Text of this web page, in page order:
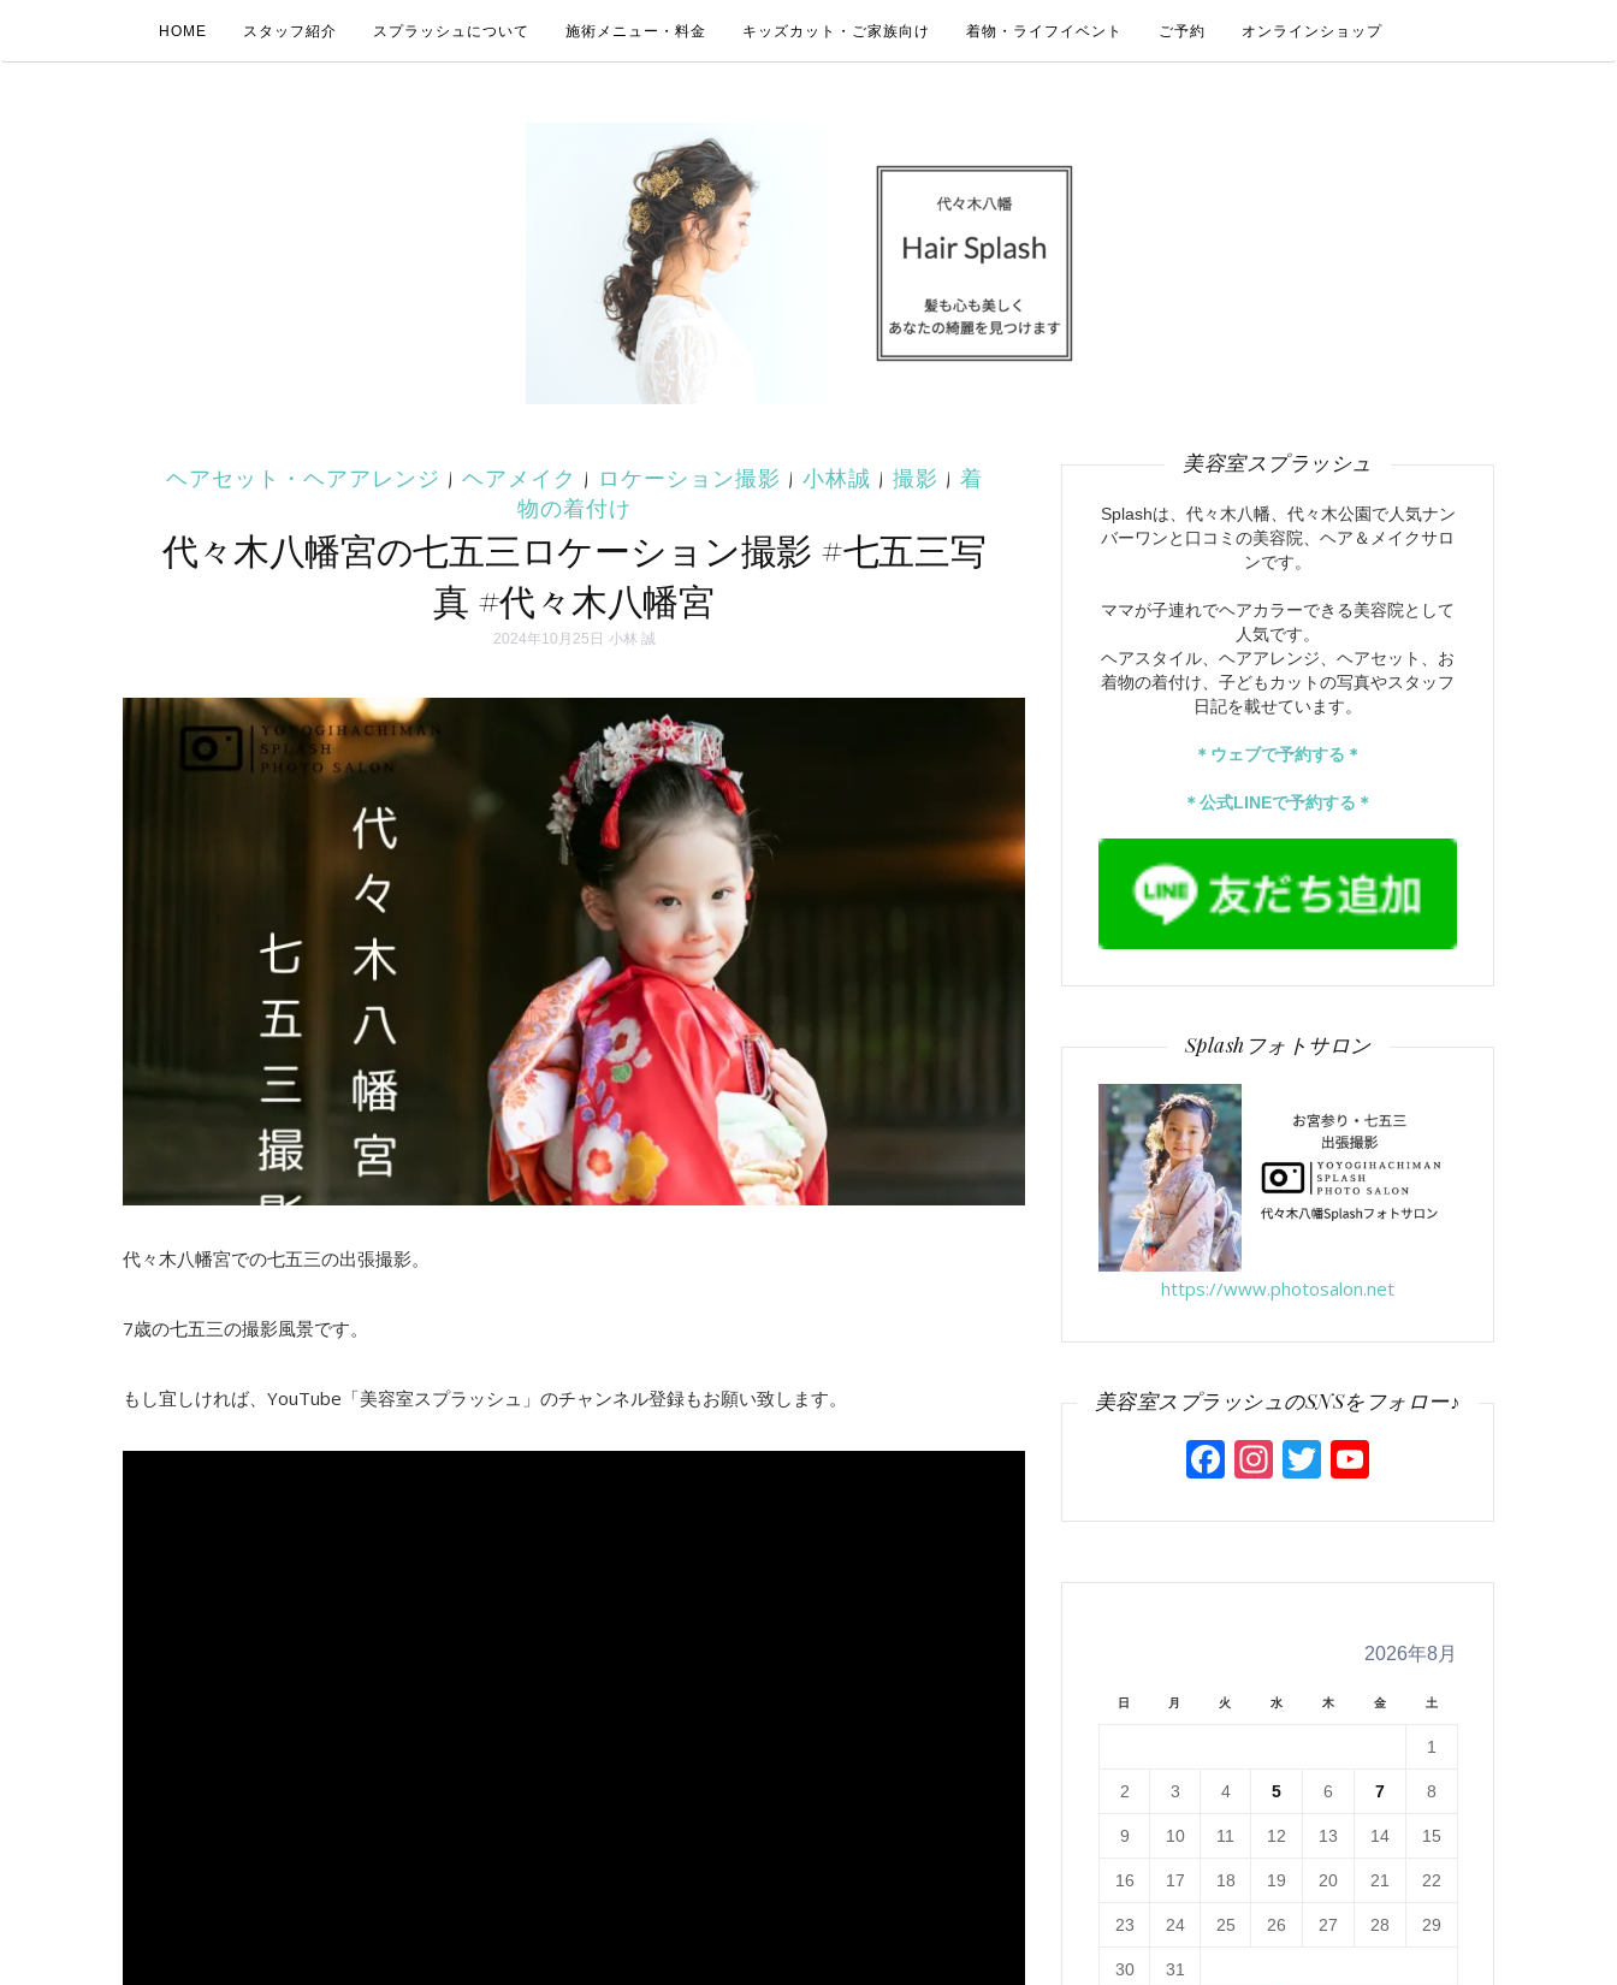
HOME スタッフ紹介 スプラッシュについて 施術メニュー・料金 キッズカット・ご家族向け 着物・ライフイベント ご予約 オンラインショップ
ヘアセット・ヘアアレンジ | ヘアメイク | ロケーション撮影 | 小林誠 | 撮影 | 着
物の着付け
代々木八幡宮の七五三ロケーション撮影 #七五三写
真 #代々木八幡宮
2024年10月25日 小林 誠
代々木八幡宮での七五三の出張撮影。
7歳の七五三の撮影風景です。
もし宜しければ、YouTube「美容室スプラッシュ」のチャンネル登録もお願い致します。
美容室スプラッシュ
Splashは、代々木八幡、代々木公園で人気ナン
バーワンと口コミの美容院、ヘア＆メイクサロ
ンです。
ママが子連れでヘアカラーできる美容院として
人気です。
ヘアスタイル、ヘアアレンジ、ヘアセット、お
着物の着付け、子どもカットの写真やスタッフ
日記を載せています。
＊ウェブで予約する＊
＊公式LINEで予約する＊
Splashフォトサロン
https://www.photosalon.net
美容室スプラッシュのSNSをフォロー♪
Facebook
Instagram
Twitter
2026年8月
日 月 火 水 木 金 土
1
2 3 4 5 6 7 8
9 10 11 12 13 14 15
16 17 18 19 20 21 22
23 24 25 26 27 28 29
30
31